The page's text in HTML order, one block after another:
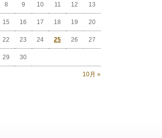
10月 »
8 9 10 11 12 13
15 16 17 18 19 20
22 23 24 25 26 27
29 30